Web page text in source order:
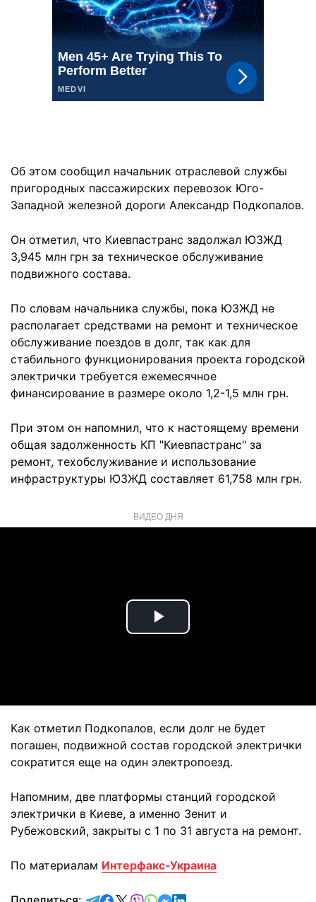
Об этом сообщил начальник отраслевой службы
пригородных пассажирских перевозок Юго-
Западной железной дороги Александр Подкопалов.
Он отметил, что Киевпастранс задолжал ЮЗЖД
3,945 млн грн за техническое обслуживание
подвижного состава.
По словам начальника службы, пока ЮЗЖД не
располагает средствами на ремонт и техническое
обслуживание поездов в долг, так как для
стабильного функционирования проекта городской
электрички требуется ежемесячное
финансирование в размере около 1,2-1,5 млн грн.
При этом он напомнил, что к настоящему времени
общая задолженность КП "Киевпастранс" за
ремонт, техобслуживание и использование
инфраструктуры ЮЗЖД составляет 61,758 млн грн.
ВИДЕО ДНЯ
Play
Как отметил Подкопалов, если долг не будет
погашен, подвижной состав городской электрички
сократится еще на один электропоезд.
Напомним, две платформы станций городской
электрички в Киеве, а именно Зенит и
Рубежовский, закрыты с 1 по 31 августа на ремонт.
По материалам Интерфакс-Украина
отправить в Telegram
поделиться в Facebook
поделиться в X
отправить в Viber
отправить в Whatsapp
отправить в Messenger
отправить в LinkedIn